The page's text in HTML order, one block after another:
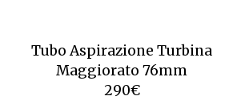
Tubo Aspirazione Turbina
Maggiorato 76mm
290€